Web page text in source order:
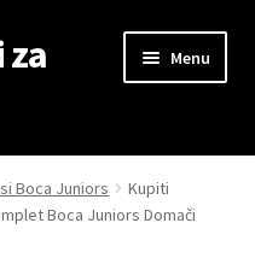
Menu
Boca Juniors
Kupiti
Boca Juniors Domači